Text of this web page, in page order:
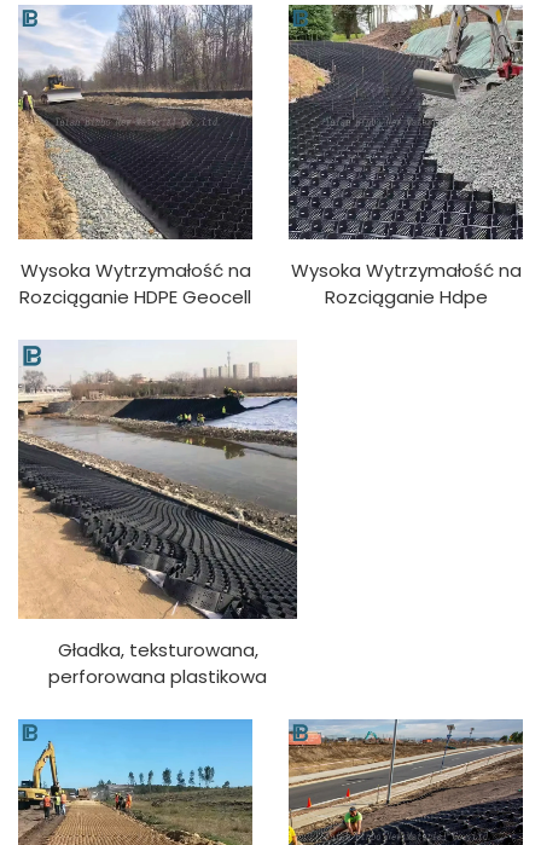
kontrolowania erozji i
stabilizacji stoku
Wzmocnienia Drogi
Parkingowej Kontrola
Erozji Stabilizacja
Nierównego Terenu PP
Wysoka Wytrzymałość na
Rozciąganie HDPE Geocell
Mur Retaining Driveway
Plastikowy Geocell
Grzelka Paving Budowa
Drog
Wysoka Wytrzymałość na
Rozciąganie Hdpe
Gładka, teksturowana,
perforowana plastikowa
drogach/wzgórzach/zboczach